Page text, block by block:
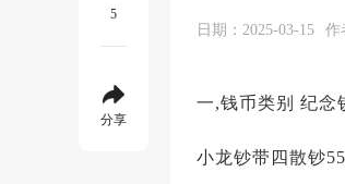
5
分享
日期：2025-03-15 作
一,钱币类别 纪念
小龙钞带四散钞